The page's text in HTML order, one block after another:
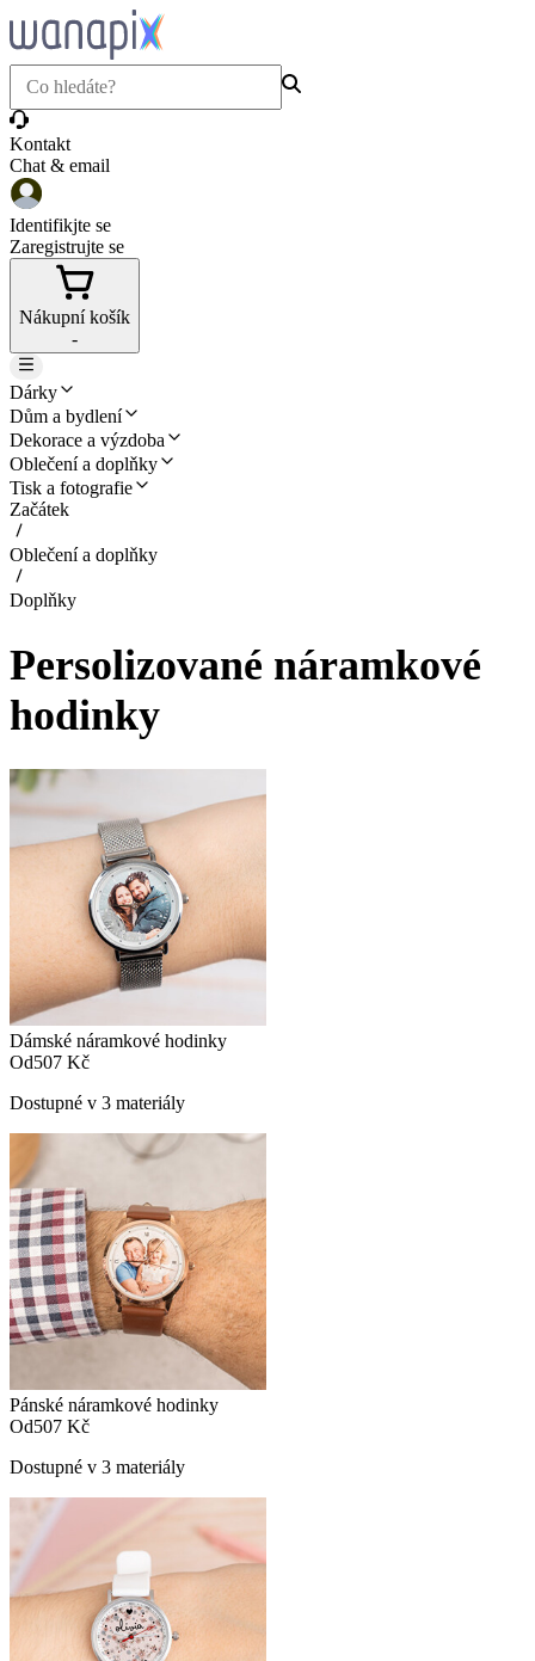
Kontakt
Chat & email
Identifikjte se
Zaregistrujte se
Nákupní košík
-
Dárky
Dům a bydlení
Dekorace a výzdoba
Oblečení a doplňky
Tisk a fotografie
Začátek
Oblečení a doplňky
Doplňky
Persolizované náramkové
hodinky
Dámské náramkové hodinky
Od507 Kč
Dostupné v 3 materiály
Pánské náramkové hodinky
Od507 Kč
Dostupné v 3 materiály